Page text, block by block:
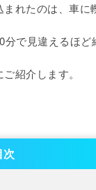
れたのは、車に
で見違えるほど
紹介します。
次